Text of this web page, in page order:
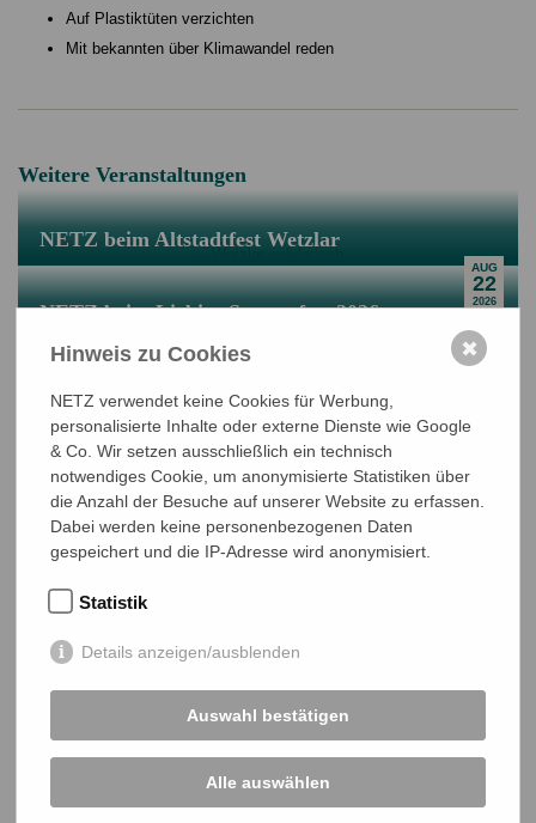
Auf Plastiktüten verzichten
Mit bekannten über Klimawandel reden
Weitere Veranstaltungen
AUG
22
2026
NETZ beim Altstadtfest Wetzlar
NOV
01
NETZ beim Liebigs Suppenfest 2026
Bangladeschtagung und NETZ-
Marktlaubenstraße 9
35390 Gießen
Germany
Hinweis zu Cookies
NETZ verwendet keine Cookies für Werbung,
personalisierte Inhalte oder externe Dienste wie Google
& Co. Wir setzen ausschließlich ein technisch
notwendiges Cookie, um anonymisierte Statistiken über
die Anzahl der Besuche auf unserer Website zu erfassen.
Dabei werden keine personenbezogenen Daten
gespeichert und die IP-Adresse wird anonymisiert.
Statistik
Details anzeigen/ausblenden
Auswahl bestätigen
Alle auswählen
✖